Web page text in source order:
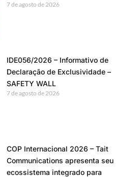
7 de agosto de 2026
IDE056/2026 – Informativo de
Declaração de Exclusividade –
SAFETY WALL
7 de agosto de 2026
COP Internacional 2026 – Tait
Communications apresenta seu
ecossistema integrado para